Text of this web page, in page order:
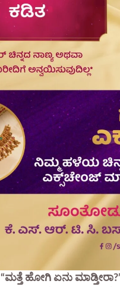
“ಮತ್ತೆ ಹೋಗಿ ಏನು